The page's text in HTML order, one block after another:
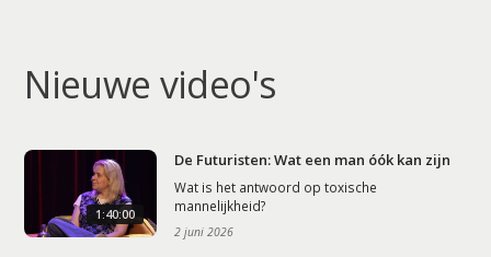
Nieuwe video's
1:40:00
De Futuristen: Wat een man óók kan zijn
Wat is het antwoord op toxische
mannelijkheid?
2 juni 2026